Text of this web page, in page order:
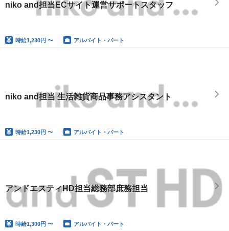
niko and担当ECサイト運営サポートスタッフ
時給1,230円 〜 アルバイト・パート
niko and担当 生活雑貨商品事務アシスタント
時給1,230円 〜 アルバイト・パート
アンドエスティHD担当総務部庶務担当
時給1,300円 〜 アルバイト・パート